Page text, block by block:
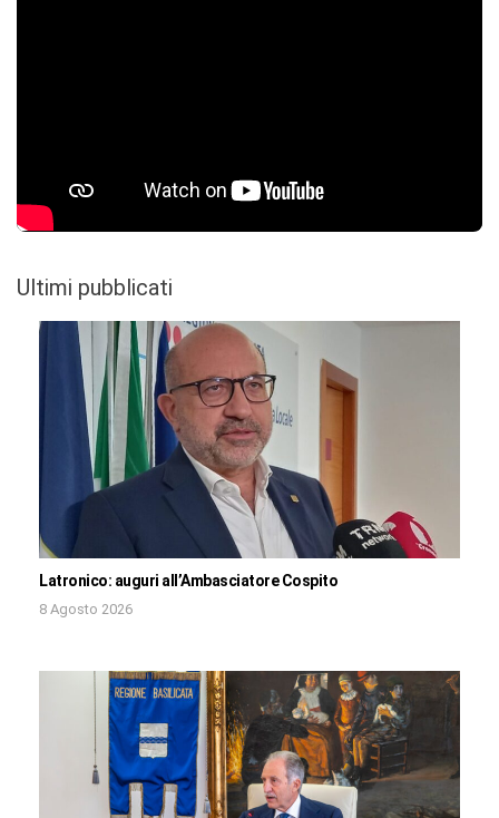
Ultimi pubblicati
Latronico: auguri all’Ambasciatore Cospito
8 Agosto 2026